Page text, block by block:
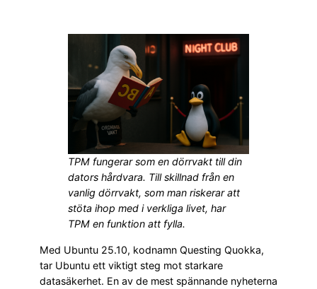
TPM fungerar som en dörrvakt till din
dators hårdvara. Till skillnad från en
vanlig dörrvakt, som man riskerar att
stöta ihop med i verkliga livet, har
TPM en funktion att fylla.
Med Ubuntu 25.10, kodnamn Questing Quokka,
tar Ubuntu ett viktigt steg mot starkare
datasäkerhet. En av de mest spännande nyheterna